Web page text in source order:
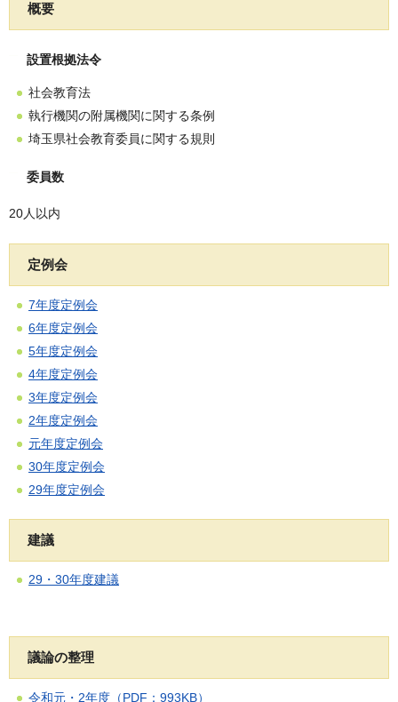
概要
設置根拠法令
社会教育法
執行機関の附属機関に関する条例
埼玉県社会教育委員に関する規則
委員数
20人以内
定例会
7年度定例会
6年度定例会
5年度定例会
4年度定例会
3年度定例会
2年度定例会
元年度定例会
30年度定例会
29年度定例会
建議
29・30年度建議
議論の整理
令和元・2年度（PDF：993KB）